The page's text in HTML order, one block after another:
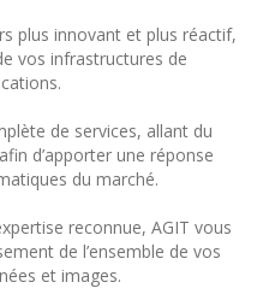
plus innovant et plus réactif,
vos infrastructures de
de services, allant du
d’apporter une réponse
du marché.
reconnue, AGIT vous
de l’ensemble de vos
et images.